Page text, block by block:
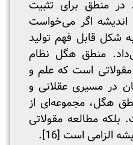
منطق برای تثبیت
اگر می‌خواست
شکل قابل فهم تولید
منطق هگل نظام
مقولاتی است که علم و
در مسیری عقلانی و
هگل، مجموعه‌ای از
بلکه مطالعه مقولاتی
الزامی است [16]
.